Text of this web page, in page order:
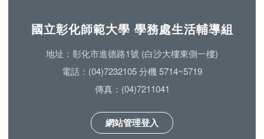
國立彰化師範大學 學務處生活輔導組
地址：彰化市進德路1號 (白沙大樓東側一樓)
電話：(04)7232105 分機 5714~5719
傳真：(04)7211041
網站管理登入